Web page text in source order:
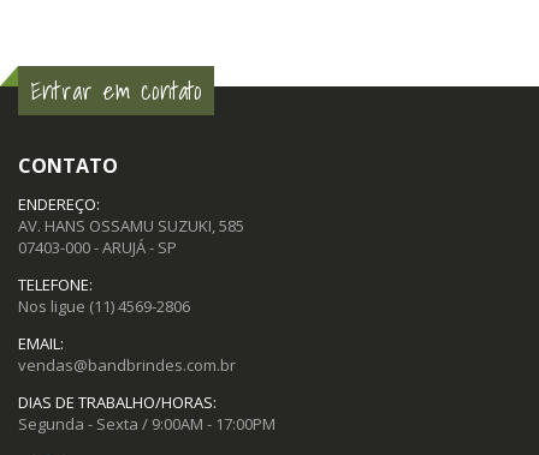
Entrar em contato
CONTATO
ENDEREÇO:
AV. HANS OSSAMU SUZUKI, 585
07403-000 - ARUJÁ - SP
TELEFONE:
Nos ligue (11) 4569-2806
EMAIL:
vendas@bandbrindes.com.br
DIAS DE TRABALHO/HORAS:
Segunda - Sexta / 9:00AM - 17:00PM